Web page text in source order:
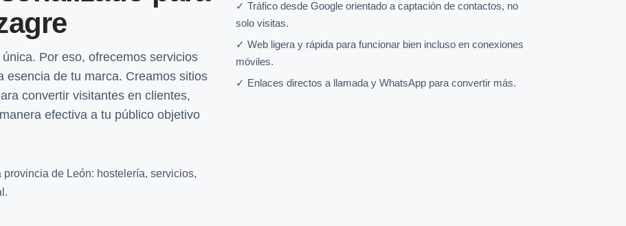
Por eso, ofrecemos servicios
esencia de tu marca. Creamos sitios
convertir visitantes en clientes,
efectiva a tu público objetivo
de León: hostelería, servicios,
✓ Tráfico desde Google orientado a captación de contactos, no
solo visitas.
✓ Web ligera y rápida para funcionar bien incluso en conexiones
móviles.
✓ Enlaces directos a llamada y WhatsApp para convertir más.